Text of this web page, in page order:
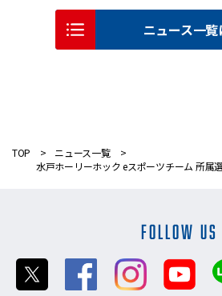
ニュース一覧
TOP
ニュース一覧
水戸ホーリーホック eスポーツチーム 所属
FOLLOW US